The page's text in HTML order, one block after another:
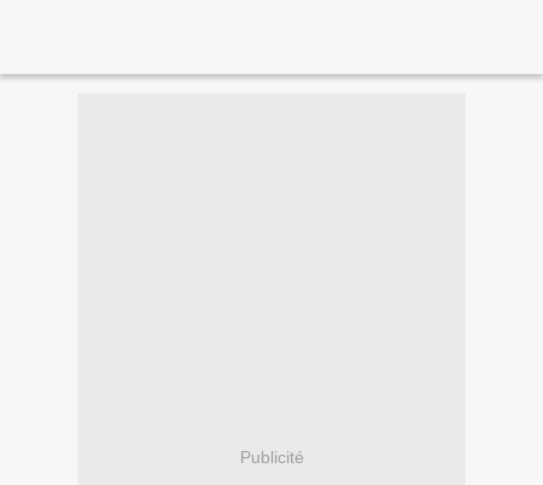
Publicité